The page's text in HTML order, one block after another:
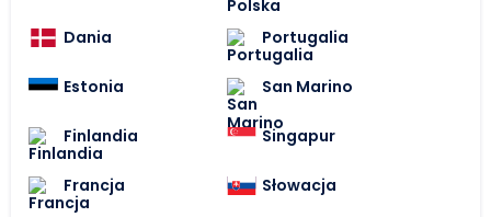
Dania
Estonia
Finlandia
Francja
Portugalia
San Marino
Singapur
Słowacja